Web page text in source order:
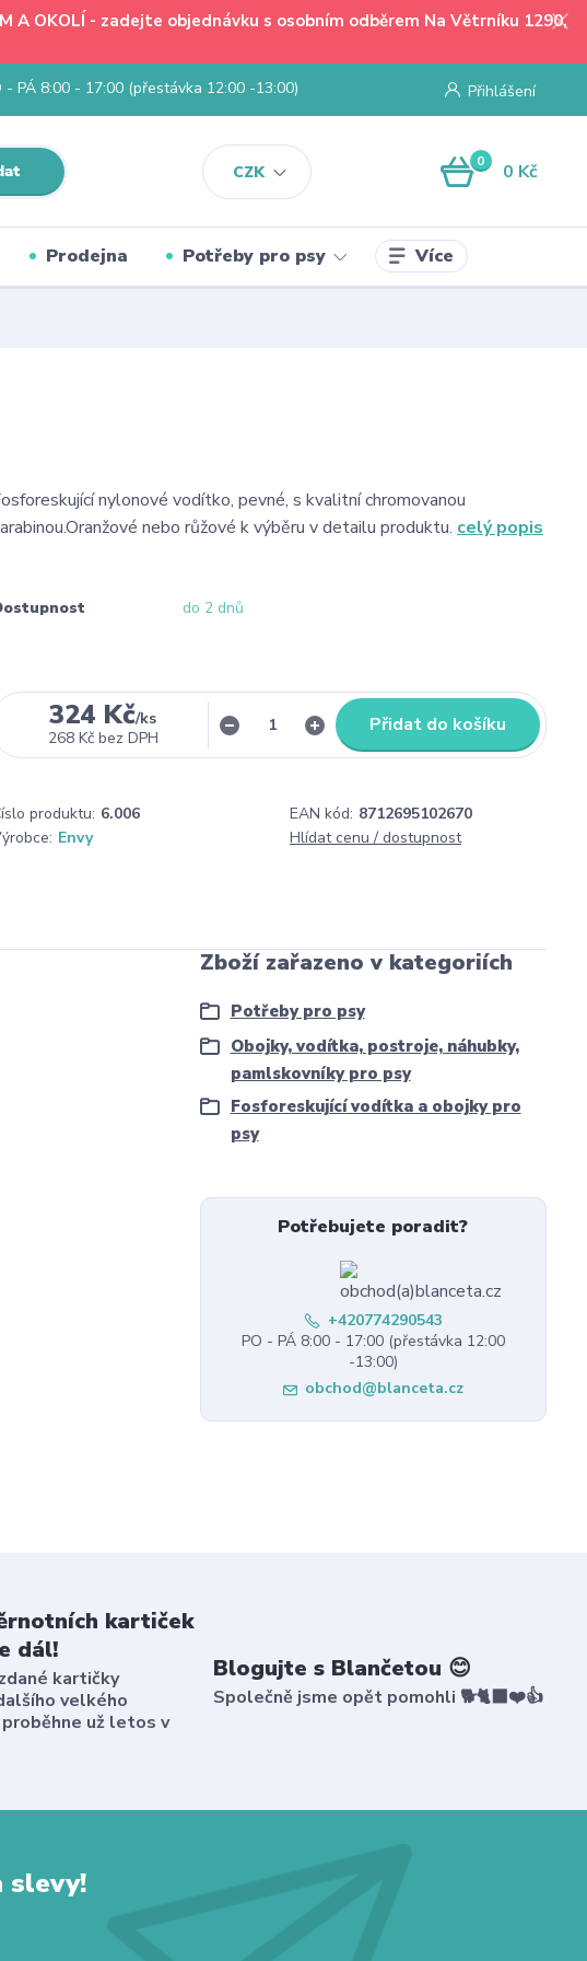
A OKOLÍ - zadejte objednávku s osobním odběrem Na Větrníku 1290,
CZK
Přihlášení
- PÁ 8:00 - 17:00 (přestávka 12:00 -13:00)
0 0 Kč
Prodejna Potřeby pro psy Více
nylonové vodítko, pevné, s kvalitní chromovanou
nebo růžové k výběru v detailu produktu. celý popis
do 2 dnů
324 Kč/ks
268 Kč bez DPH
Přidat do košíku
produktu: 6.006 EAN kód: 8712695102670
Envy Hlídat cenu / dostupnost
Zboží zařazeno v kategoriích
Potřeby pro psy
Obojky, vodítka, postroje, náhubky,
pamlskovníky pro psy
Fosforeskující vodítka a obojky pro
psy
Potřebujete poradit?
+420774290543
PO - PÁ 8:00 - 17:00 (přestávka 12:00
-13:00)
obchod@blanceta.cz
kartiček
dál!
kartičky
velkého
už letos v
Blogujte s Blančetou 😊
Společně jsme opět pomohli 🐕🐈‍⬛❤️👍
slevy!